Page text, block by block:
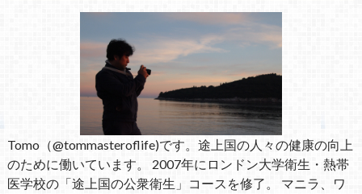
Tomo（@tommasteroflife)です。途上国の人々の健康の向上
のために働いています。 2007年にロンドン大学衛生・熱帯
医学校の「途上国の公衆衛生」コースを修了。 マニラ、ワ